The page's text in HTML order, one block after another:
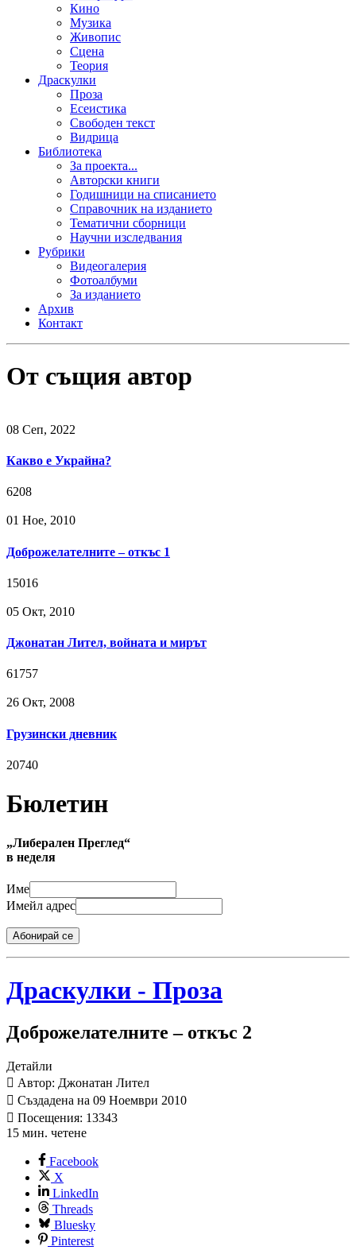
Кино
Музика
Живопис
Сцена
Теория
Драскулки
Проза
Есеистика
Свободен текст
Видрица
Библиотека
За проекта...
Авторски книги
Годишници на списанието
Справочник на изданието
Тематични сборници
Научни изследвания
Рубрики
Видеогалерия
Фотоалбуми
За изданието
Архив
Контакт
От същия автор
08 Сeп, 2022
Какво е Украйна?
6208
01 Ное, 2010
Доброжелателните – откъс 1
15016
05 Окт, 2010
Джонатан Лител, войната и мирът
61757
26 Окт, 2008
Грузински дневник
20740
Бюлетин
„Либерален Преглед“
в неделя
Име
Имейл адрес
Абонирай се
Драскулки - Проза
Доброжелателните – откъс 2
Детайли
Автор: Джонатан Лител
Създадена на 09 Ноември 2010
Посещения: 13343
15 мин. четене
Facebook
X
LinkedIn
Threads
Bluesky
Pinterest